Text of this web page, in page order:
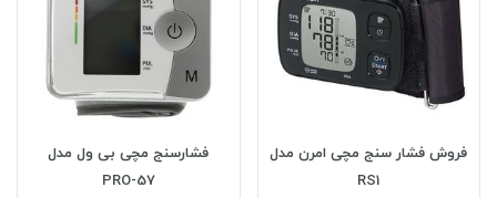
فروش فشار سنج مچی امرن مدل
RS1
فشارسنج مچی بی ول مدل
PRO-57